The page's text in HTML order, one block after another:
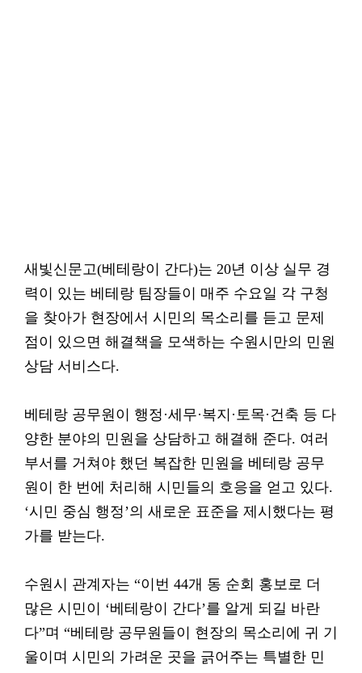
새빛신문고(베테랑이 간다)는 20년 이상 실무 경
력이 있는 베테랑 팀장들이 매주 수요일 각 구청
을 찾아가 현장에서 시민의 목소리를 듣고 문제
점이 있으면 해결책을 모색하는 수원시만의 민원
상담 서비스다.
베테랑 공무원이 행정·세무·복지·토목·건축 등 다
양한 분야의 민원을 상담하고 해결해 준다. 여러
부서를 거쳐야 했던 복잡한 민원을 베테랑 공무
원이 한 번에 처리해 시민들의 호응을 얻고 있다.
‘시민 중심 행정’의 새로운 표준을 제시했다는 평
가를 받는다.
수원시 관계자는 “이번 44개 동 순회 홍보로 더
많은 시민이 ‘베테랑이 간다’를 알게 되길 바란
다”며 “베테랑 공무원들이 현장의 목소리에 귀 기
울이며 시민의 가려운 곳을 긁어주는 특별한 민